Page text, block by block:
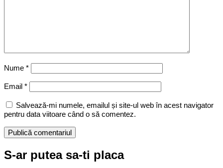
Nume *
Email *
Salvează-mi numele, emailul și site-ul web în acest navigator
pentru data viitoare când o să comentez.
S-ar putea sa-ti placa